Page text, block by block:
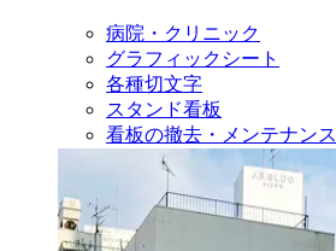
病院・クリニック
グラフィックシート
各種切文字
スタンド看板
看板の撤去・メンテナンス